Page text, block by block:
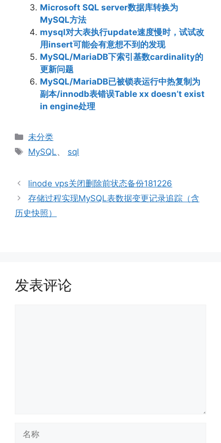
Microsoft SQL server数据库转换为
MySQL方法
mysql对大表执行update速度慢时，试试改
用insert可能会有意想不到的发现
MySQL/MariaDB下索引基数cardinality的
更新问题
MySQL/MariaDB已被锁表运行中热复制为
副本/innodb表错误Table xx doesn’t exist
in engine处理
分
类
未分类
标
MySQL、 sql
linode vps关闭删除前状态备份181226
存储过程实现MySQL表数据变更记录追踪（含
历史快照）
发表评论